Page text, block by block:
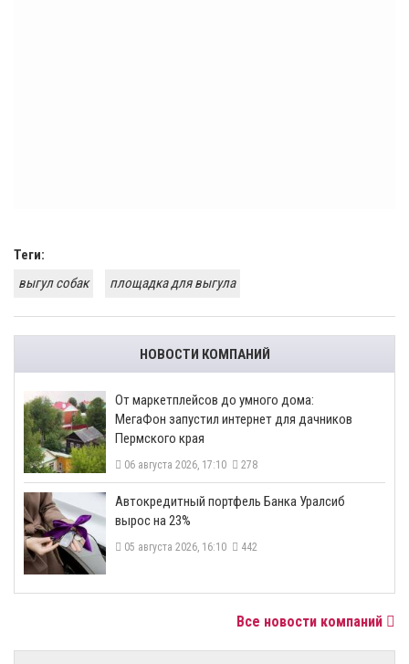
Теги:
выгул собак
площадка для выгула
НОВОСТИ КОМПАНИЙ
От маркетплейсов до умного дома:
МегаФон запустил интернет для дачников
Пермского края
06 августа 2026, 17:10 278
​Автокредитный портфель Банка Уралсиб
вырос на 23%
05 августа 2026, 16:10 442
Все новости компаний